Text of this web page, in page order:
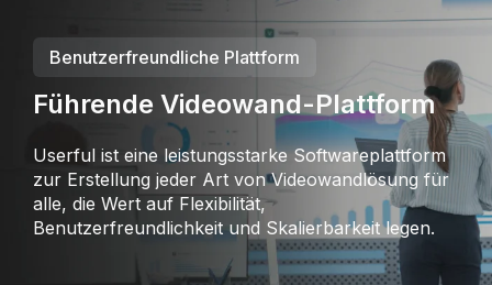
Benutzerfreundliche Plattform
Führende Videowand-Plattform
Userful ist eine leistungsstarke Softwareplattform
zur Erstellung jeder Art von Videowandlösung für
alle, die Wert auf Flexibilität,
Benutzerfreundlichkeit und Skalierbarkeit legen.